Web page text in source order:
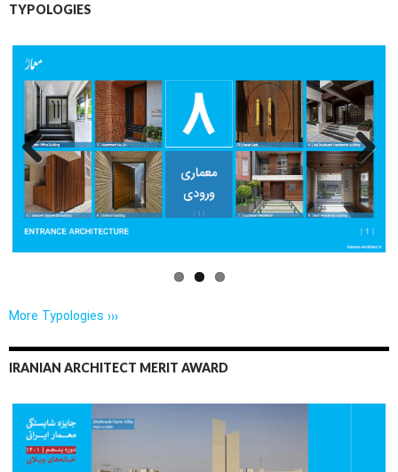
TYPOLOGIES
Previo
us
Next
More Typologies ›››
IRANIAN ARCHITECT MERIT AWARD